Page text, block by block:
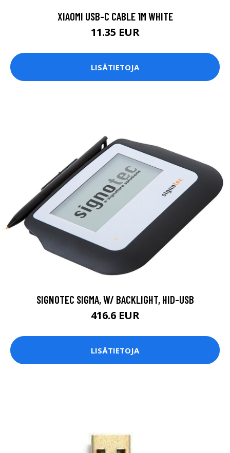
XIAOMI USB-C CABLE 1M WHITE
11.35 EUR
LISÄTIETOJA
SIGNOTEC SIGMA, W/ BACKLIGHT, HID-USB
416.6 EUR
LISÄTIETOJA